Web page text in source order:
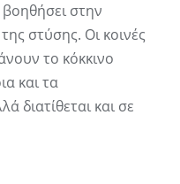
στην
στύσης. Οι κοινές
το κόκκινο
και τα
διατίθεται και σε